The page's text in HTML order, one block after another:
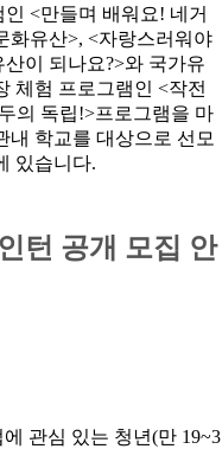
인 <만들며 배워요! 네거
화유산>, <자랑스러워야
산이 되나요?>와 국가유
체험 프로그램인 <작전
의 독립!>프로그램을 마
내 학교를 대상으로 선모
있습니다.
턴 공개 모집 안
관심 있는 청년(만 19~3